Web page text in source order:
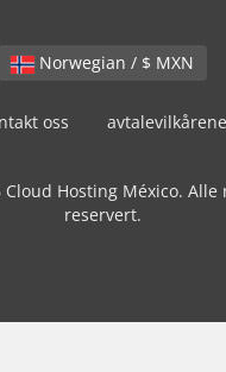
Norwegian / $ MXN
oss avtalevilkårene
Hosting México.
reservert.